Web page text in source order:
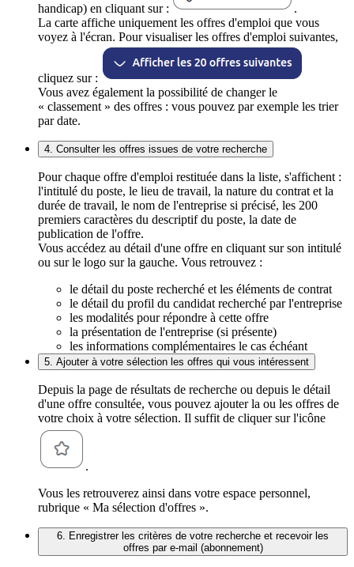
handicap) en cliquant sur :
.
La carte affiche uniquement les offres d'emploi que vous
voyez à l'écran. Pour visualiser les offres d'emploi suivantes,
cliquez sur :
Vous avez également la possibilité de changer le
« classement » des offres : vous pouvez par exemple les trier
par date.
4. Consulter les offres issues de votre recherche
Pour chaque offre d'emploi restituée dans la liste, s'affichent :
l'intitulé du poste, le lieu de travail, la nature du contrat et la
durée de travail, le nom de l'entreprise si précisé, les 200
premiers caractères du descriptif du poste, la date de
publication de l'offre.
Vous accédez au détail d'une offre en cliquant sur son intitulé
ou sur le logo sur la gauche. Vous retrouvez :
le détail du poste recherché et les éléments de contrat
le détail du profil du candidat recherché par l'entreprise
les modalités pour répondre à cette offre
la présentation de l'entreprise (si présente)
les informations complémentaires le cas échéant
5. Ajouter à votre sélection les offres qui vous intéressent
Depuis la page de résultats de recherche ou depuis le détail
d'une offre consultée, vous pouvez ajouter la ou les offres de
votre choix à votre sélection. Il suffit de cliquer sur l'icône
.
Vous les retrouverez ainsi dans votre espace personnel,
rubrique « Ma sélection d'offres ».
6. Enregistrer les critères de votre recherche et recevoir les
offres par e-mail (abonnement)